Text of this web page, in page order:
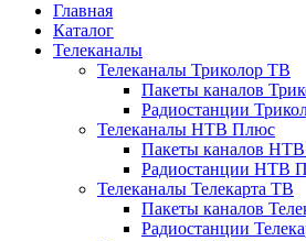
Главная
Каталог
Телеканалы
Телеканалы Триколор ТВ
Пакеты каналов
Радиостанции
Телеканалы НТВ Плюс
Пакеты каналов
Радиостанции НТВ
Телеканалы Телекарта ТВ
Пакеты каналов
Радиостанции